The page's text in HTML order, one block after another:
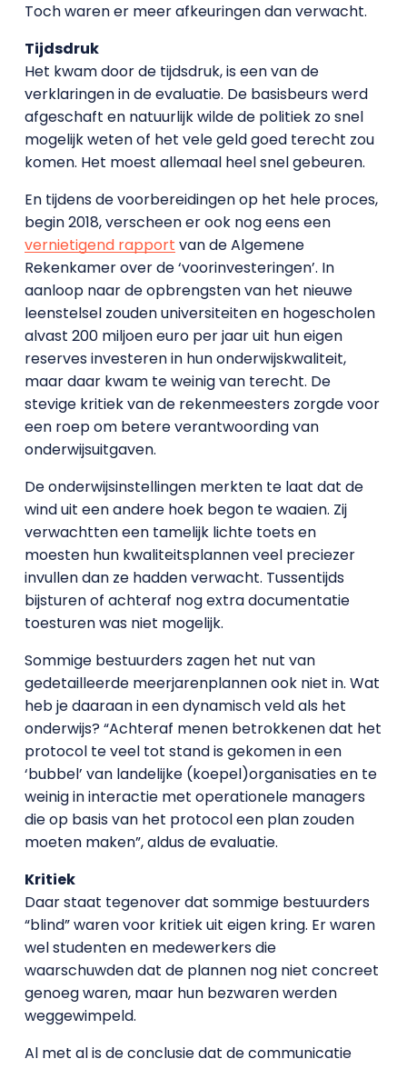
Toch waren er meer afkeuringen dan verwacht.
Tijdsdruk
Het kwam door de tijdsdruk, is een van de
verklaringen in de evaluatie. De basisbeurs werd
afgeschaft en natuurlijk wilde de politiek zo snel
mogelijk weten of het vele geld goed terecht zou
komen. Het moest allemaal heel snel gebeuren.
En tijdens de voorbereidingen op het hele proces,
begin 2018, verscheen er ook nog eens een
vernietigend rapport van de Algemene
Rekenkamer over de ‘voorinvesteringen’. In
aanloop naar de opbrengsten van het nieuwe
leenstelsel zouden universiteiten en hogescholen
alvast 200 miljoen euro per jaar uit hun eigen
reserves investeren in hun onderwijskwaliteit,
maar daar kwam te weinig van terecht. De
stevige kritiek van de rekenmeesters zorgde voor
een roep om betere verantwoording van
onderwijsuitgaven.
De onderwijsinstellingen merkten te laat dat de
wind uit een andere hoek begon te waaien. Zij
verwachtten een tamelijk lichte toets en
moesten hun kwaliteitsplannen veel preciezer
invullen dan ze hadden verwacht. Tussentijds
bijsturen of achteraf nog extra documentatie
toesturen was niet mogelijk.
Sommige bestuurders zagen het nut van
gedetailleerde meerjarenplannen ook niet in. Wat
heb je daaraan in een dynamisch veld als het
onderwijs? “Achteraf menen betrokkenen dat het
protocol te veel tot stand is gekomen in een
‘bubbel’ van landelijke (koepel)organisaties en te
weinig in interactie met operationele managers
die op basis van het protocol een plan zouden
moeten maken”, aldus de evaluatie.
Kritiek
Daar staat tegenover dat sommige bestuurders
“blind” waren voor kritiek uit eigen kring. Er waren
wel studenten en medewerkers die
waarschuwden dat de plannen nog niet concreet
genoeg waren, maar hun bezwaren werden
weggewimpeld.
Al met al is de conclusie dat de communicatie